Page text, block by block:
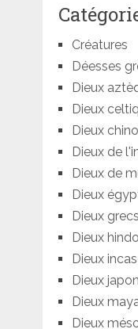
Créatures
Déesses
Dieux
Dieux
Dieux
Dieux de
Dieux de
Dieux
Dieux grecs
Dieux
Dieux incas
Dieux
Dieux
Dieux